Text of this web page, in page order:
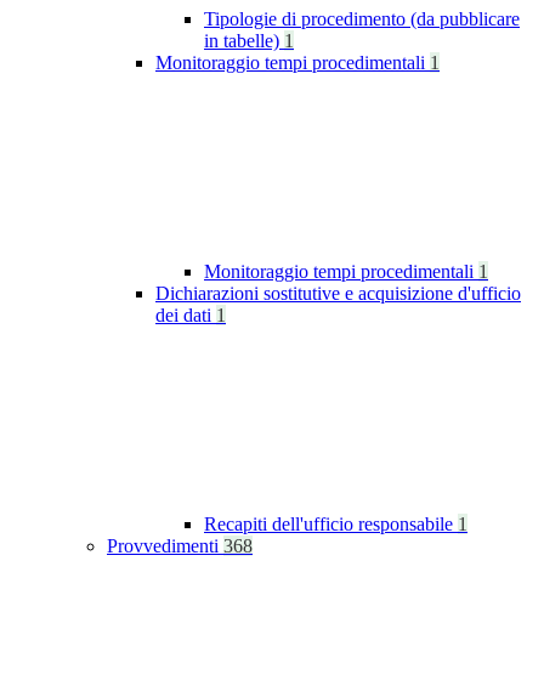
Tipologie di procedimento (da pubblicare
in tabelle) 1
Monitoraggio tempi procedimentali 1
Monitoraggio tempi procedimentali 1
Dichiarazioni sostitutive e acquisizione d'ufficio
dei dati 1
Recapiti dell'ufficio responsabile 1
Provvedimenti 368